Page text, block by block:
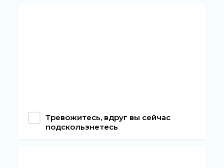
Тревожитесь, вдруг вы сейчас
подскользнетесь